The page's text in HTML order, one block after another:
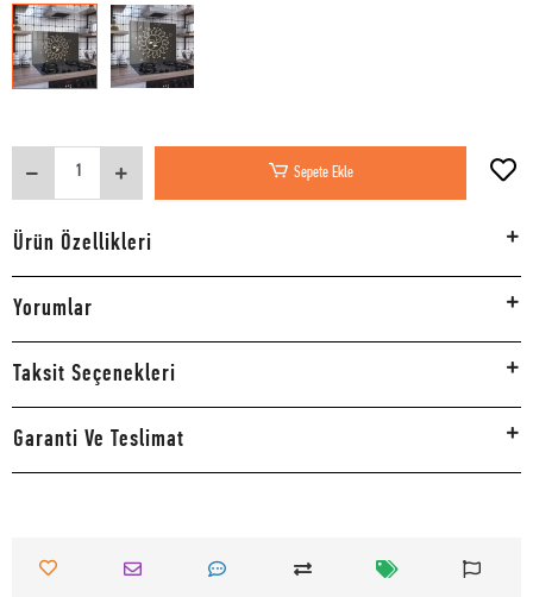
Sepete Ekle
Ürün Özellikleri
Yorumlar
Taksit Seçenekleri
Garanti Ve Teslimat